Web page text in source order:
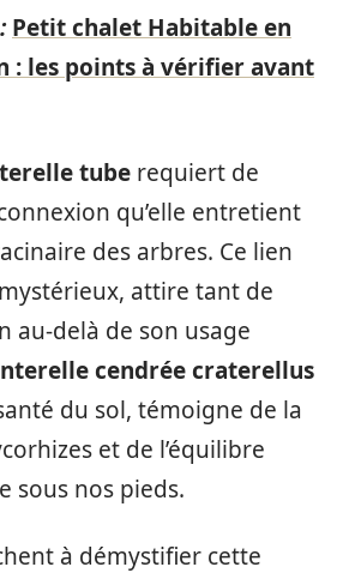
Petit chalet Habitable en
: les points à vérifier avant
tube requiert de
qu’elle entretient
des arbres. Ce lien
attire tant de
au-delà de son usage
cendrée craterellus
du sol, témoigne de la
et de l’équilibre
sous nos pieds.
à démystifier cette